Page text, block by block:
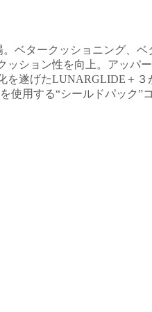
ベタークッショニング、
ション性を向上。アッパ
遂げたLUNARGLIDE＋
使用する“シールドパック”